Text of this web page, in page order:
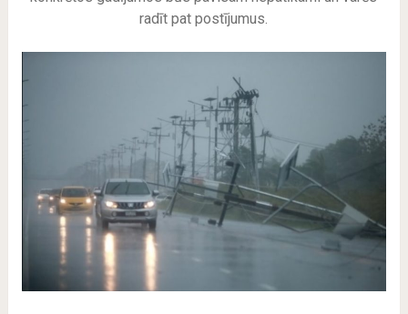
radīt pat postījumus.